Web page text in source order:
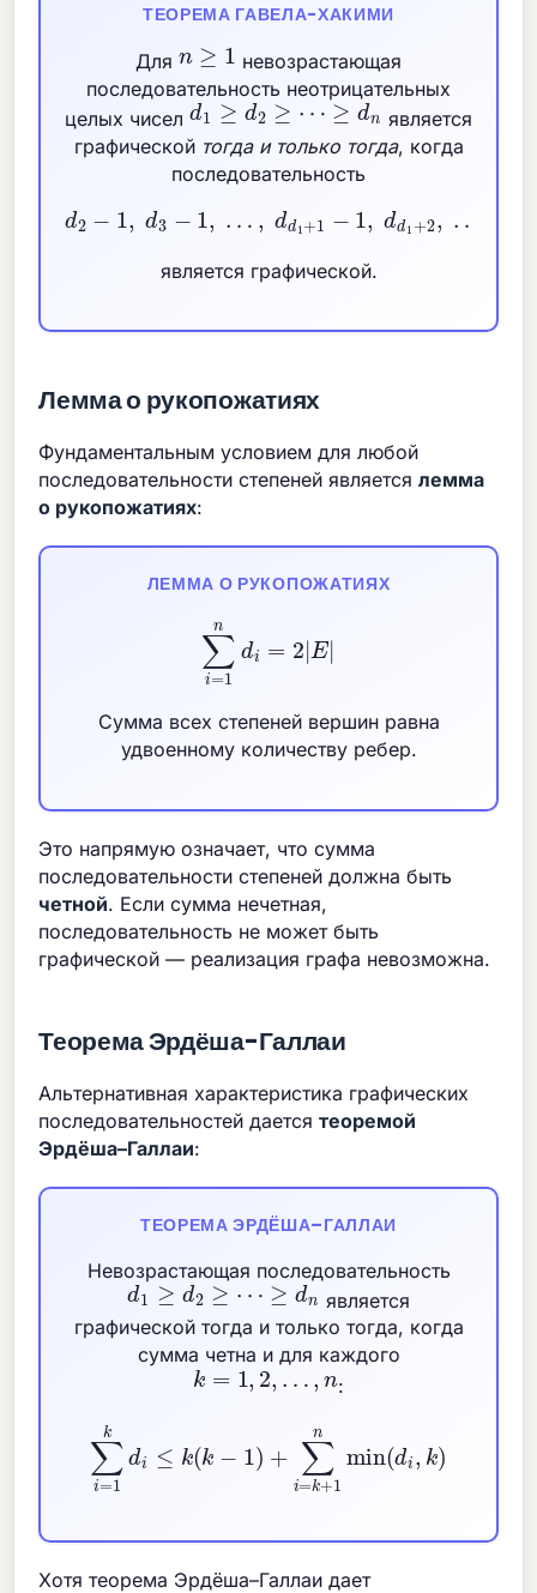
ТЕОРЕМА ГАВЕЛА-ХАКИМИ
Для n ≥1
невозрастающая
последовательность неотрицательных
целых чиселd1≥d2≥⋯≥dn
является
графической тогда и только тогда, когда
последовательность
d − d3 ,… +1 − , 1 2, … d
является графической.
Лемма о рукопожатиях
Фундаментальным условием для любой
последовательности степеней являетсялемма
о рукопожатиях:
ЛЕММА О РУКОПОЖАТИЯХ
i=
Сумма всех степеней вершин равна
удвоенному количеству ребер.
Это напрямую означает, что сумма
последовательности степеней должна быть
четной. Если сумма нечетная,
последовательность не может быть
графической — реализация графа невозможна.
Теорема Эрдёша-Галлаи
Альтернативная характеристика графических
последовательностей даетсятеоремой
Эрдёша–Галлаи:
ТЕОРЕМА ЭРДЁША–ГАЛЛАИ
Невозрастающая последовательность
d1≥d2≥⋯≥ dn
является
графической тогда и только тогда, когда
сумма четна и для каждого
k =1,2,…,n
:
i= +
Хотя теорема Эрдёша–Галлаи дает